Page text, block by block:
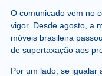
O comunicado vem no
vigor. Desde agosto, a
móveis brasileira
de supertaxação aos
Por um lado, se igualar